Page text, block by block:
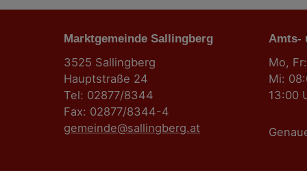
g
s
n
a
v
Marktgemeinde Sallingberg
3525 Sallingberg
Hauptstraße 24
Tel: 02877/8344
Fax: 02877/8344-4
gemeinde@sallingberg.at
Mo,
Mi:
13:00